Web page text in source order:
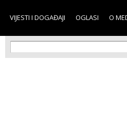
VIJESTI I DOGAĐAJI OGLASI O
Search form
Search